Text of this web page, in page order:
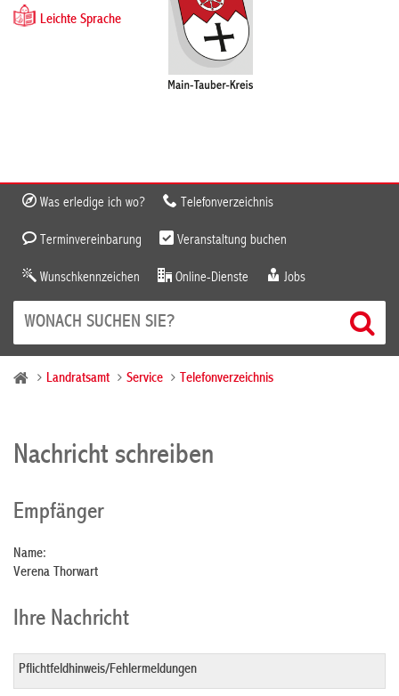
Leichte Sprache
Was erledige ich wo? Telefonverzeichnis
Terminvereinbarung Veranstaltung buchen
Wunschkennzeichen Online-Dienste Jobs
Landratsamt Service Telefonverzeichnis
Nachricht schreiben
Empfänger
Name:
Verena Thorwart
Ihre Nachricht